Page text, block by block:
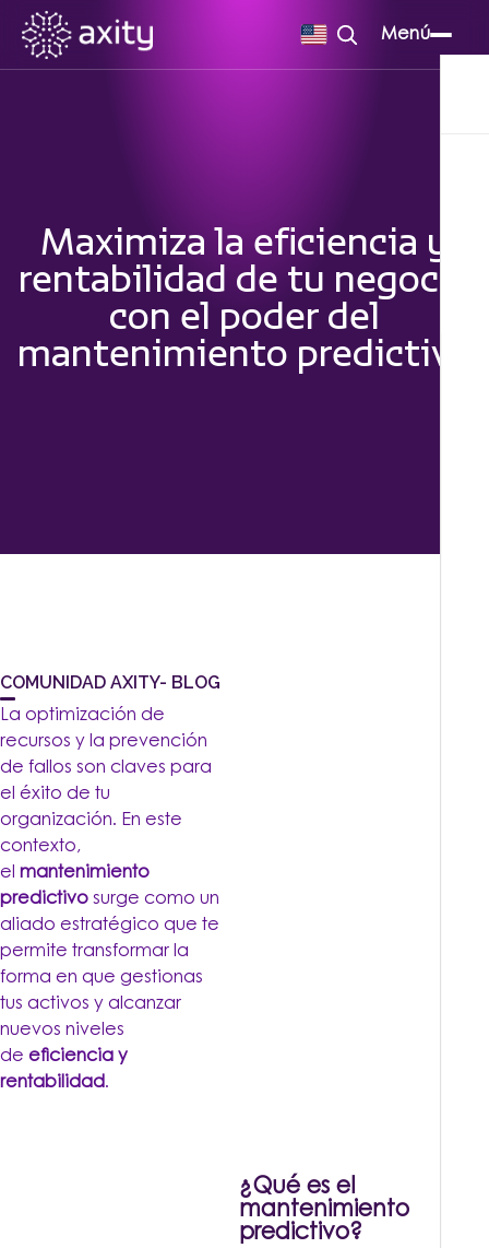
Menú
Maximiza la eficiencia y
rentabilidad de tu negocio
con el poder del
mantenimiento predictivo
COMUNIDAD AXITY- BLOG
La optimización de
recursos y la prevención
de fallos son claves para
el éxito de tu
organización. En este
contexto,
el mantenimiento
predictivo surge como un
aliado estratégico que te
permite transformar la
forma en que gestionas
tus activos y alcanzar
nuevos niveles
de eficiencia y
rentabilidad.
¿Qué es el
mantenimiento
predictivo?